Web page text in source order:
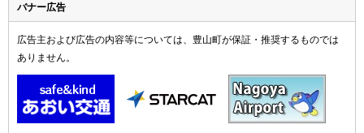
バナー広告
広告主および広告の内容等については、豊山町が保証・推奨するものでは
ありません。